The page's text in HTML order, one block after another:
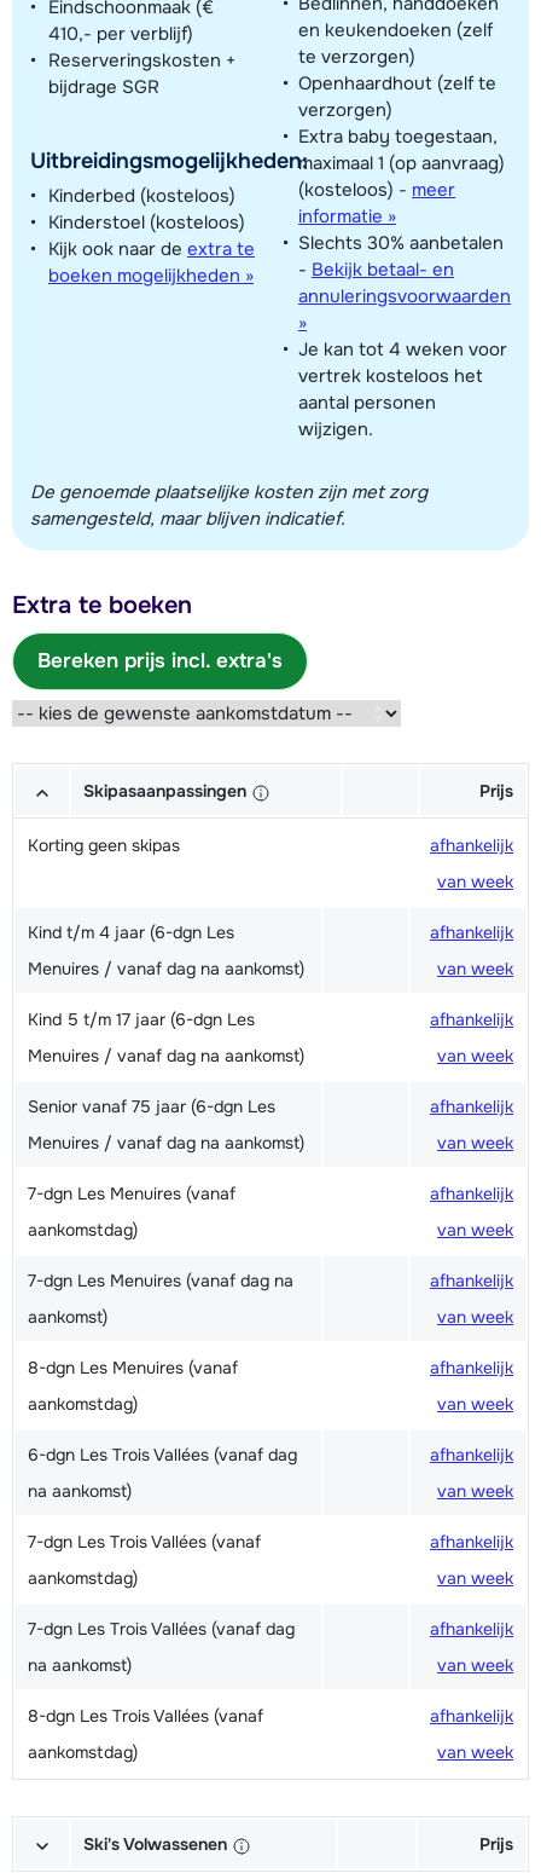
Eindschoonmaak (€
410,- per verblijf)
Reserveringskosten +
bijdrage SGR
Uitbreidingsmogelijkheden:
Kinderbed (kosteloos)
Kinderstoel (kosteloos)
Kijk ook naar de extra te
boeken mogelijkheden »
en keukendoeken (zelf
te verzorgen)
Openhaardhout (zelf te
verzorgen)
Extra baby toegestaan,
maximaal 1 (op aanvraag)
(kosteloos) - meer
informatie »
Slechts 30% aanbetalen
- Bekijk betaal- en
annuleringsvoorwaarden
»
Je kan tot 4 weken voor
vertrek kosteloos het
aantal personen
wijzigen.
De genoemde plaatselijke kosten zijn met zorg
samengesteld, maar blijven indicatief.
Extra te boeken
Bereken prijs incl. extra's
Skipasaanpassingen Prijs
Korting geen skipas
afhankelijk
van week
Kind t/m 4 jaar (6-dgn Les
Menuires / vanaf dag na aankomst)
afhankelijk
van week
Kind 5 t/m 17 jaar (6-dgn Les
Menuires / vanaf dag na aankomst)
afhankelijk
van week
Senior vanaf 75 jaar (6-dgn Les
Menuires / vanaf dag na aankomst)
afhankelijk
van week
7-dgn Les Menuires (vanaf
aankomstdag)
afhankelijk
van week
7-dgn Les Menuires (vanaf dag na
aankomst)
afhankelijk
van week
8-dgn Les Menuires (vanaf
aankomstdag)
afhankelijk
van week
6-dgn Les Trois Vallées (vanaf dag
na aankomst)
afhankelijk
van week
7-dgn Les Trois Vallées (vanaf
aankomstdag)
afhankelijk
van week
7-dgn Les Trois Vallées (vanaf dag
na aankomst)
afhankelijk
van week
8-dgn Les Trois Vallées (vanaf
aankomstdag)
afhankelijk
van week
Ski's Volwassenen Prijs